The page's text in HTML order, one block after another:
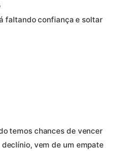
faltando confiança e soltar
temos chances de vencer
vem de um empate